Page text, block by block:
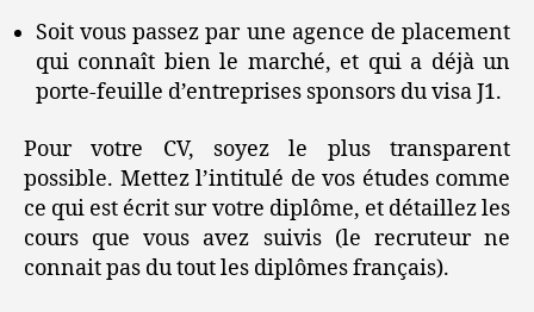
Soit vous passez par une agence de placement
qui connaît bien le marché, et qui a déjà un
porte-feuille d’entreprises sponsors du visa J1.
Pour votre CV, soyez le plus transparent
possible. Mettez l’intitulé de vos études comme
ce qui est écrit sur votre diplôme, et détaillez les
cours que vous avez suivis (le recruteur ne
connait pas du tout les diplômes français).